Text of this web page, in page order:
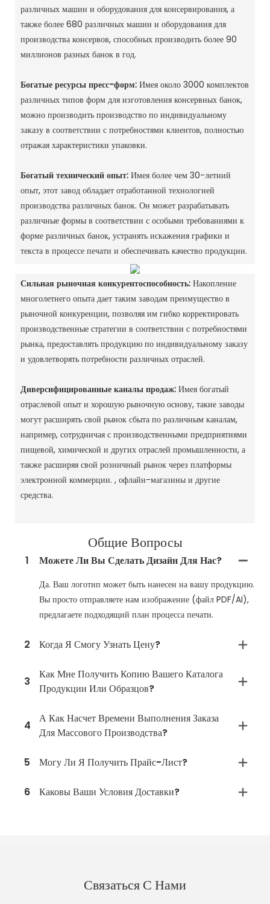
различных машин и оборудования для консервирования, а
также более 680 различных машин и оборудования для
производства консервов, способных производить более 90
миллионов разных банок в год. ‌
Богатые ресурсы пресс-форм: Имея около 3000 комплектов
различных типов форм для изготовления консервных банок,
можно производить производство по индивидуальному
заказу в соответствии с потребностями клиентов, полностью
отражая характеристики упаковки. ‌
Богатый технический опыт: Имея более чем 30-летний
опыт, этот завод обладает отработанной технологией
производства различных банок. Он может разрабатывать
различные формы в соответствии с особыми требованиями к
форме различных банок, устранять искажения графики и
текста в процессе печати и обеспечивать качество продукции. ‌
Сильная рыночная конкурентоспособность: Накопление
многолетнего опыта дает таким заводам преимущество в
рыночной конкуренции, позволяя им гибко корректировать
производственные стратегии в соответствии с потребностями
рынка, предоставлять продукцию по индивидуальному заказу
и удовлетворять потребности различных отраслей. ‌
Диверсифицированные каналы продаж: Имея богатый
отраслевой опыт и хорошую рыночную основу, такие заводы
могут расширять свой рынок сбыта по различным каналам,
например, сотрудничая с производственными предприятиями
пищевой, химической и других отраслей промышленности, а
также расширяя свой розничный рынок через платформы
электронной коммерции. , офлайн-магазины и другие
средства. ‌
Общие Вопросы
1 Можете Ли Вы Сделать Дизайн Для Нас?
Да. Ваш логотип может быть нанесен на вашу продукцию.
Вы просто отправляете нам изображение (файл PDF/AI),
предлагаете подходящий план процесса печати.
2 Когда Я Смогу Узнать Цену?
3
Как Мне Получить Копию Вашего Каталога
Продукции Или Образцов?
4
А Как Насчет Времени Выполнения Заказа
Для Массового Производства?
5 Могу Ли Я Получить Прайс-Лист?
6 Каковы Ваши Условия Доставки?
Связаться С Нами